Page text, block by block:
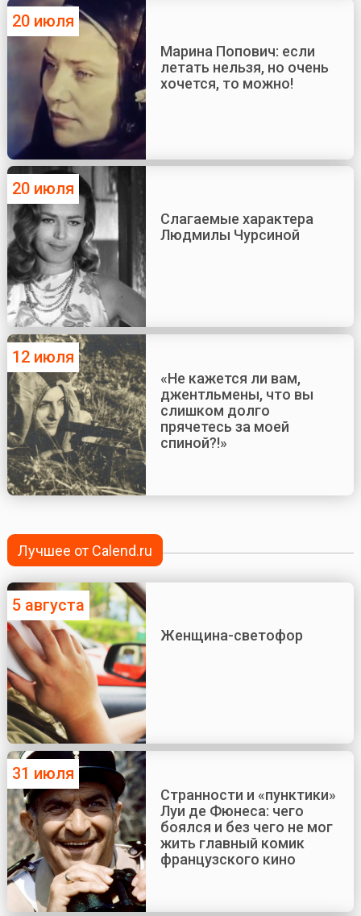
20 июля
Марина Попович: если
летать нельзя, но очень
хочется, то можно!
20 июля
Слагаемые характера
Людмилы Чурсиной
12 июля
«Не кажется ли вам,
джентльмены, что вы
слишком долго
прячетесь за моей
спиной?!»
Лучшее от Calend.ru
5 августа
Женщина-светофор
31 июля
Странности и «пунктики»
Луи де Фюнеса: чего
боялся и без чего не мог
жить главный комик
французского кино